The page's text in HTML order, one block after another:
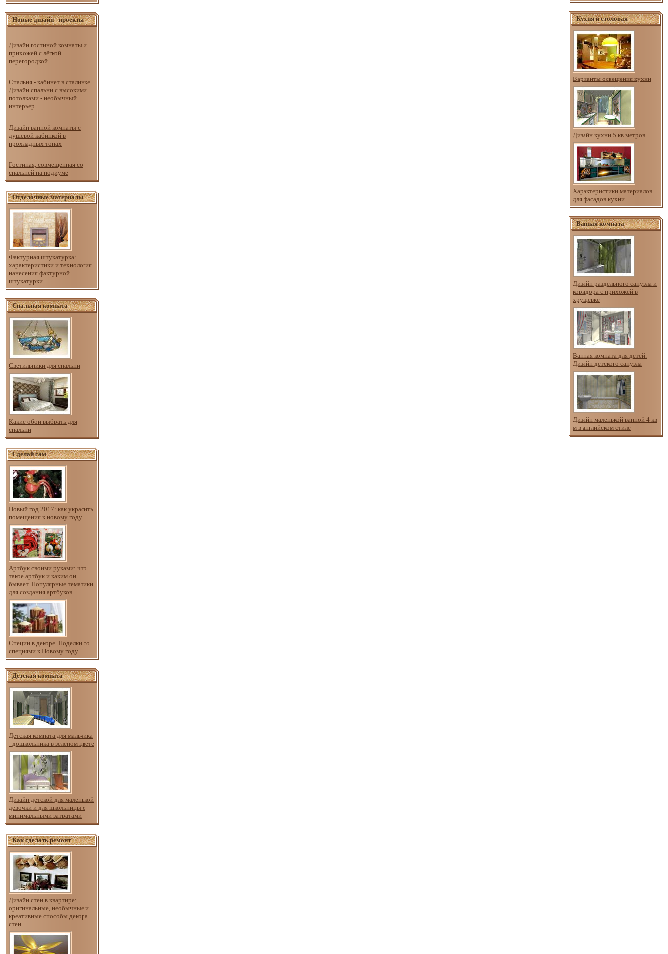
Новые дизайн - проекты
Дизайн гостиной комнаты и
прихожей с лёгкой
перегородкой
Спальня - кабинет в сталинке.
Дизайн спальни с высокими
потолками - необычный
интерьер
Дизайн ванной комнаты с
душевой кабинкой в
прохладных тонах
Гостиная, совмещенная со
спальней на подиуме
Отделочные материалы
Фактурная штукатурка:
характеристики и технология
нанесения фактурной
штукатурки
Спальная комната
Светильники для спальни
Какие обои выбрать для
спальни
Сделай сам
Новый год 2017: как украсить
помещения к новому году
Артбук своими руками: что
такое артбук и каким он
бывает. Популярные тематики
для создания артбуков
Специи в декоре. Поделки со
специями к Новому году
Детская комната
Детская комната для мальчика
- дошкольника в зеленом цвете
Дизайн детской для маленькой
девочки и для школьницы с
минимальными затратами
Как сделать ремонт
Дизайн стен в квартире:
оригинальные, необычные и
креативные способы декора
стен
Кухня и столовая
Варианты освещения кухни
Дизайн кухни 5 кв метров
Характеристики материалов
для фасадов кухни
Ванная комната
Дизайн раздельного санузла и
коридора с прихожей в
хрущевке
Ванная комната для детей.
Дизайн детского санузла
Дизайн маленькой ванной 4 кв
м в английском стиле